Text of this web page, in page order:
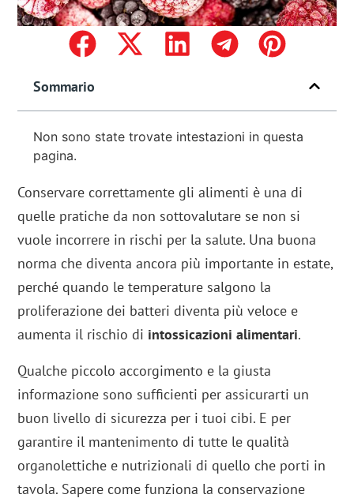
Sommario
Non sono state trovate intestazioni in questa
pagina.
Conservare correttamente gli alimenti è una di
quelle pratiche da non sottovalutare se non si
vuole incorrere in rischi per la salute. Una buona
norma che diventa ancora più importante in estate,
perché quando le temperature salgono la
proliferazione dei batteri diventa più veloce e
aumenta il rischio di intossicazioni alimentari.
Qualche piccolo accorgimento e la giusta
informazione sono sufficienti per assicurarti un
buon livello di sicurezza per i tuoi cibi. E per
garantire il mantenimento di tutte le qualità
organolettiche e nutrizionali di quello che porti in
tavola. Sapere come funziona la conservazione